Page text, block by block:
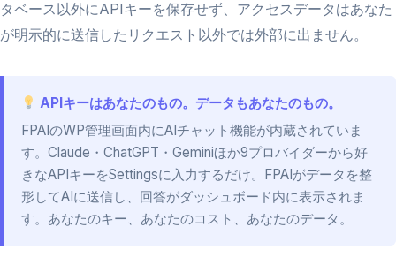
タベース以外にAPIキーを保存せず、アクセスデータはあなた
が明示的に送信したリクエスト以外では外部に出ません。
APIキーはあなたのもの。データもあなたのもの。
FPAIのWP管理画面内にAIチャット機能が内蔵されていま
す。Claude・ChatGPT・Geminiほか9プロバイダーから好
きなAPIキーをSettingsに入力するだけ。FPAIがデータを整
形してAIに送信し、回答がダッシュボード内に表示されま
す。あなたのキー、あなたのコスト、あなたのデータ。